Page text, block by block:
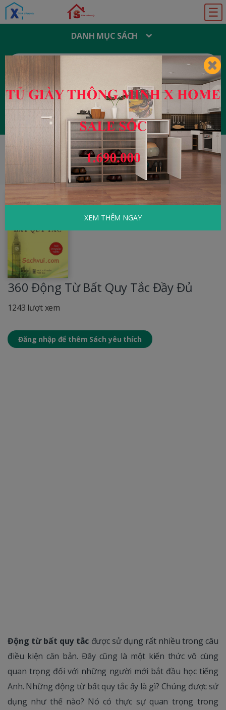
☰
DANH MỤC SÁCH
T
M
I
M
Đăng ký Đăng nhập
HOME Học Ngoại Ngữ
360 Động Từ Bất
Quy Tắc Đầy Đủ
360 Động Từ Bất Quy Tắc Đầy Đủ
1243 lượt xem
Đăng nhập để thêm Sách yêu thích
Động từ bất quy tắc được sử dụng rất nhiều trong câu
điều kiện căn bản. Đây cũng là một kiến thức vô cùng
quan trọng đối với những người mới bắt đầu học tiếng
Anh. Những động từ bất quy tắc ấy là gì? Chúng được sử
dụng như thế nào? Nó có thực sự quan trọng trong
XEM THÊM NGAY